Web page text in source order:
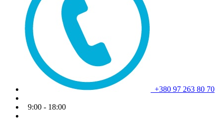
+380 97 263 80 70
9:00 - 18:00